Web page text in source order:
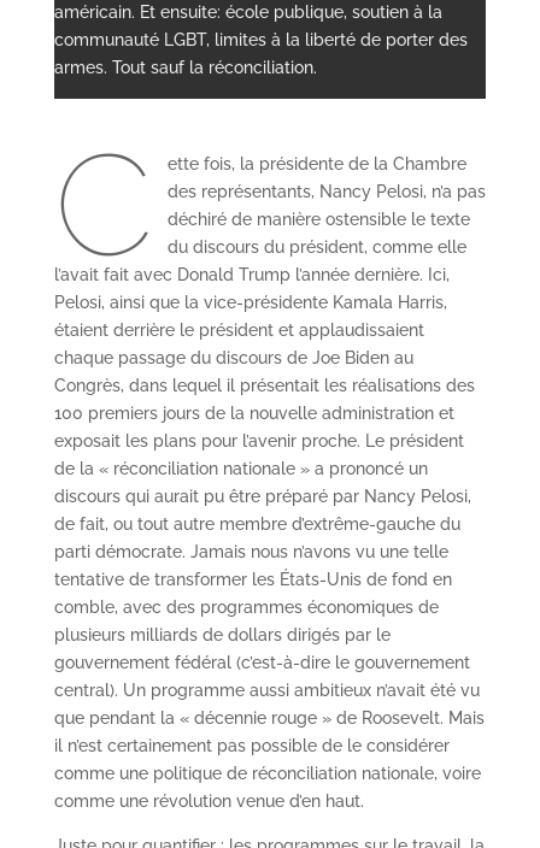
américain. Et ensuite: école publique, soutien à la
communauté LGBT, limites à la liberté de porter des
armes. Tout sauf la réconciliation.
C
ette fois, la présidente de la Chambre
des représentants, Nancy Pelosi, n’a pas
déchiré de manière ostensible le texte
du discours du président, comme elle
l’avait fait avec Donald Trump l’année dernière. Ici,
Pelosi, ainsi que la vice-présidente Kamala Harris,
étaient derrière le président et applaudissaient
chaque passage du discours de Joe Biden au
Congrès, dans lequel il présentait les réalisations des
100 premiers jours de la nouvelle administration et
exposait les plans pour l’avenir proche. Le président
de la « réconciliation nationale » a prononcé un
discours qui aurait pu être préparé par Nancy Pelosi,
de fait, ou tout autre membre d’extrême-gauche du
parti démocrate. Jamais nous n’avons vu une telle
tentative de transformer les États-Unis de fond en
comble, avec des programmes économiques de
plusieurs milliards de dollars dirigés par le
gouvernement fédéral (c’est-à-dire le gouvernement
central). Un programme aussi ambitieux n’avait été vu
que pendant la « décennie rouge » de Roosevelt. Mais
il n’est certainement pas possible de le considérer
comme une politique de réconciliation nationale, voire
comme une révolution venue d’en haut.